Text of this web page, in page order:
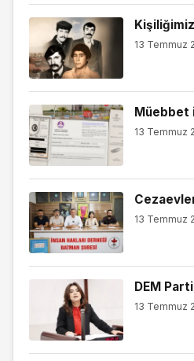
13 Temmuz
Müebbet
13 Temmuz
13 Temmuz
DEM
13 Temmuz